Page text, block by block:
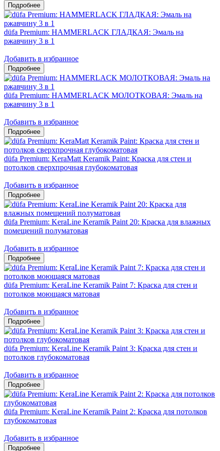
düfa Premium: HAMMERLACK ГЛАДКАЯ: Эмаль на
ржавчину 3 в 1
Добавить в избранное
düfa Premium: HAMMERLACK МОЛОТКОВАЯ: Эмаль на
ржавчину 3 в 1
Добавить в избранное
düfa Premium: KeraMatt Keramik Paint: Краска для стен и
потолков сверхпрочная глубокоматовая
Добавить в избранное
düfa Premium: KeraLine Keramik Paint 20: Краска для влажных
помещений полуматовая
Добавить в избранное
düfa Premium: KeraLine Keramik Paint 7: Краска для стен и
потолков моющаяся матовая
Добавить в избранное
düfa Premium: KeraLine Keramik Paint 3: Краска для стен и
потолков глубокоматовая
Добавить в избранное
düfa Premium: KeraLine Keramik Paint 2: Краска для потолков
глубокоматовая
Добавить в избранное